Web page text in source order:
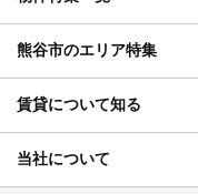
熊谷市のエリア特集
賃貸について知る
当社について